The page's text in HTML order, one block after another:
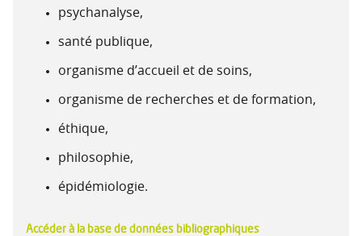
psychanalyse,
santé publique,
organisme d’accueil et de soins,
organisme de recherches et de formation,
éthique,
philosophie,
épidémiologie.
Accéder à la base de données bibliographiques